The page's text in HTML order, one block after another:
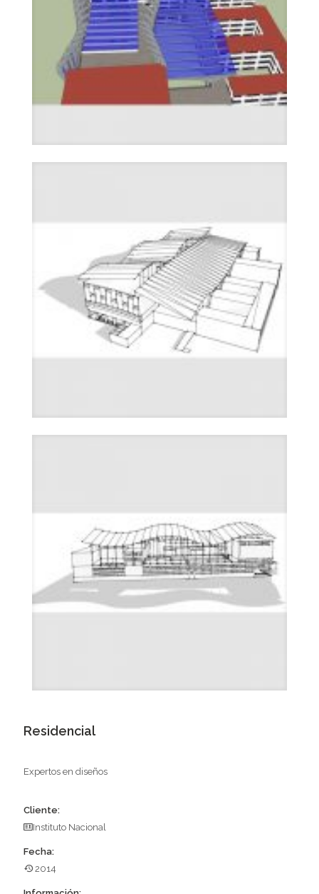
Residencial
Expertos en diseños
Cliente:
Instituto Nacional
Fecha:
2014